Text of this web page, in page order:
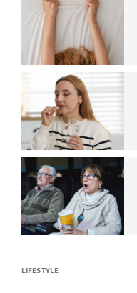
LIFESTYLE